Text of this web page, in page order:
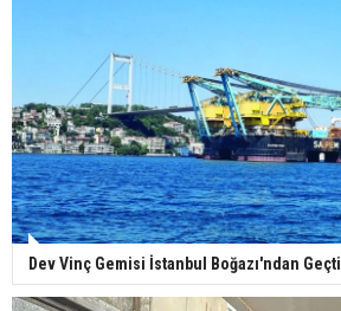
Dev Vinç Gemisi İstanbul Boğazı'ndan Geçti